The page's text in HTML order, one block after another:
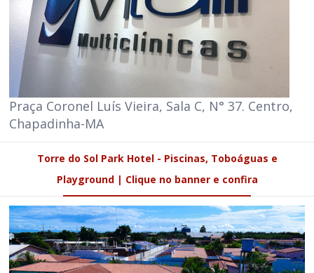
Praça Coronel Luís Vieira, Sala C, N° 37. Centro,
Chapadinha-MA
Torre do Sol Park Hotel - Piscinas, Toboáguas e
Playground | Clique no banner e confira